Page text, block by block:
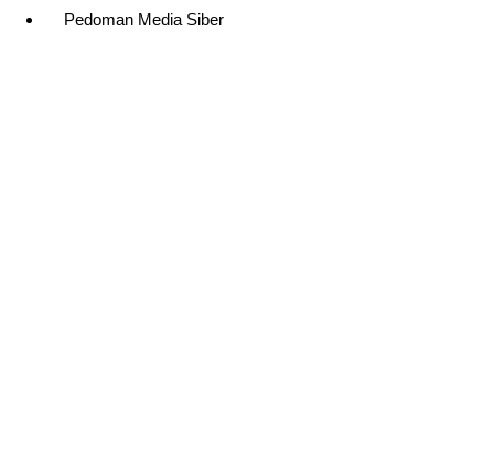
Pedoman Media Siber